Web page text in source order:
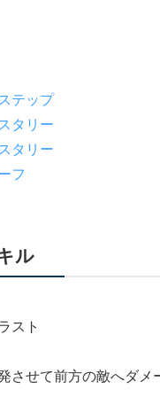
テップ
タリー
タリー
フ
ル
スト
させて前方の敵へダメ